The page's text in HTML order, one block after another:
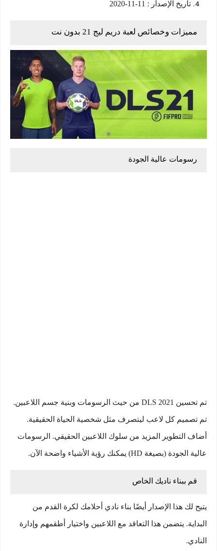
تاريخ الإصدار : 11-11-2020
مميزات وخصائص لعبة دريم ليج 21 بدون نت
رسومات عالية الجودة
تم تحسين DLS 2021 من حيث الرسومات وبنية جسم اللاعبين.
تم تصميم كل لاعب ليتصرف مثل شخصية الحياة الحقيقية.
أضاف التطوير المزيد من سلوك اللاعبين الحقيقي. الرسومات
عالية الجودة (بصيغة HD) يمكنك رؤية الأشياء واضحة الآن.
قم ببناء ناديك الخاص
يتيح لك هذا الإصدار أيضًا بناء نادي أحلامك لكرة القدم من
البداية. يتضمن هذا التعاقد مع اللاعبين واختيار أطقمهم وإدارة
النادي.